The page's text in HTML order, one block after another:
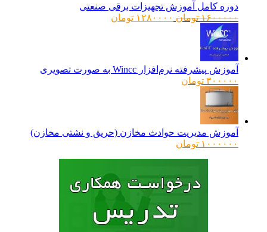
دوره کامل آموزش تجهیزات برقی صنعتی
۱۶۰۰۰۰۰ تومانقیمت
۱۲۸۰۰۰۰ تومانقیمت
آموزش پیشرفته نرم‌افزار Wincc به صورت تصویری
۳۰۰۰۰۰ تومان
آموزش مدیریت حوادث مخازن (حریق و نشتی مخازن)
۱۰۰۰۰۰۰ تومان